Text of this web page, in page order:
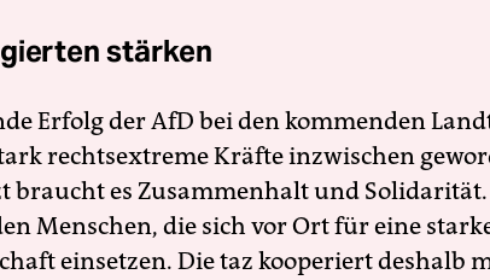
stärken
Erfolg der AfD bei den kommenden
rechtsextreme Kräfte inzwischen
braucht es Zusammenhalt und
Menschen, die sich vor Ort für eine
einsetzen. Die taz kooperiert deshalb